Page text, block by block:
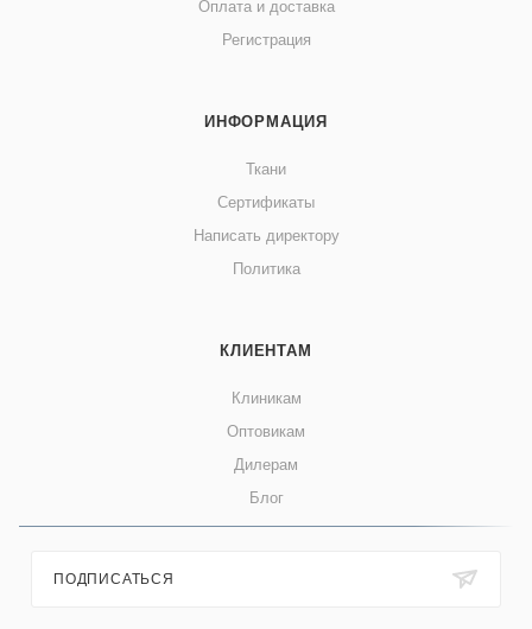
Оплата и доставка
Регистрация
ИНФОРМАЦИЯ
Ткани
Сертификаты
Написать директору
Политика
КЛИЕНТАМ
Клиникам
Оптовикам
Дилерам
Блог
ПОДПИСАТЬСЯ